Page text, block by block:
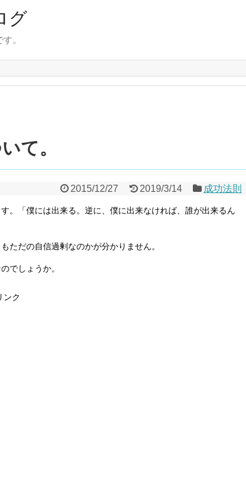
グ
。
て。
2015/12/27 2019/3/14 成功法則
。「僕には出来る。逆に、僕に出来なければ、誰が出来るん
ただの自信過剰なのかが分かりません。
でしょうか。
ンク